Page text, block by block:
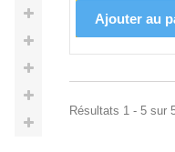
Ajouter au
Résultats 1 - 5 sur